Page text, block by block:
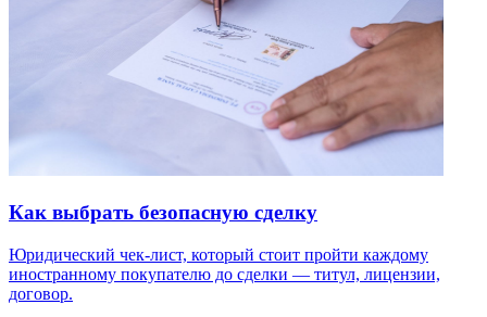
Как выбрать безопасную сделку
Юридический чек-лист, который стоит пройти каждому
иностранному покупателю до сделки — титул, лицензии,
договор.